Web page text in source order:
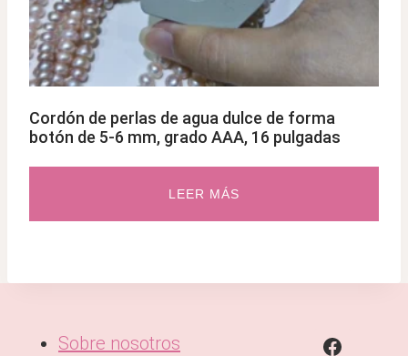
Cordón de perlas de agua dulce de forma
botón de 5-6 mm, grado AAA, 16 pulgadas
LEER MÁS
Sobre nosotros